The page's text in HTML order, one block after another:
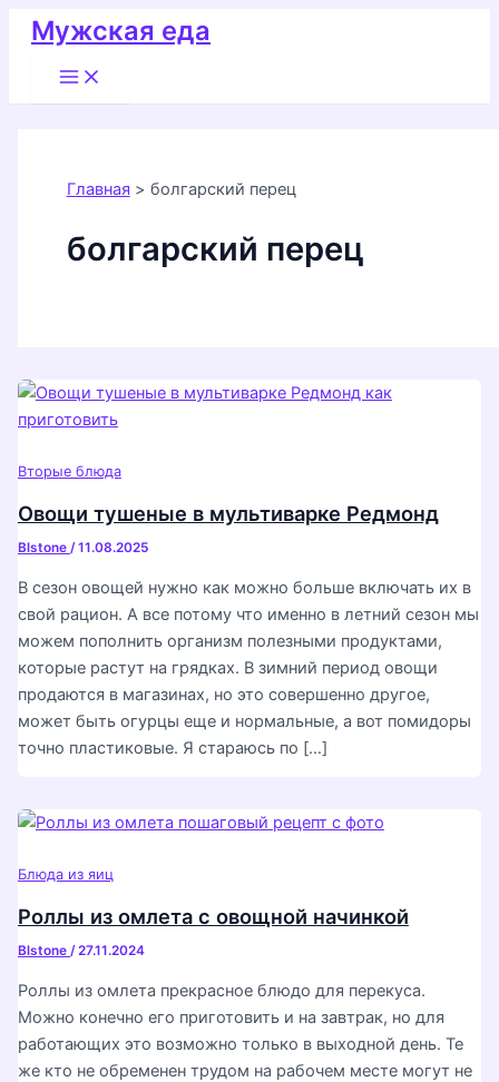
Перейти
содержимому
Мужская еда
Main
Menu
Главная болгарский перец
болгарский перец
Вторые блюда
Овощи тушеные в мультиварке Редмонд
Blstone /11.08.2025
В сезон овощей нужно как можно больше включать их в
свой рацион. А все потому что именно в летний сезон мы
можем пополнить организм полезными продуктами,
которые растут на грядках. В зимний период овощи
продаются в магазинах, но это совершенно другое,
может быть огурцы еще и нормальные, а вот помидоры
точно пластиковые. Я стараюсь по […]
Блюда из яиц
Роллы из омлета с овощной начинкой
Blstone /27.11.2024
Роллы из омлета прекрасное блюдо для перекуса.
Можно конечно его приготовить и на завтрак, но для
работающих это возможно только в выходной день. Те
же кто не обременен трудом на рабочем месте могут не